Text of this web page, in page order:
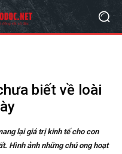
biết về loài
lại giá trị kinh tế cho con
Hình ảnh những chú ong hoạt